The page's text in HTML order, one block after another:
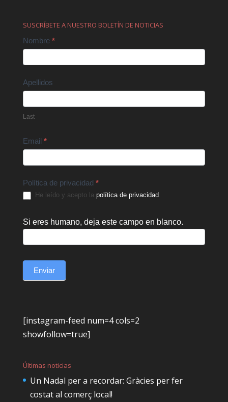
SUSCRÍBETE A NUESTRO BOLETÍN DE NOTICIAS
Contact
Nombre *
Apellidos
Last
Email *
Política de privacidad *
He leído y acepto la política de privacidad.
Si eres humano, deja este campo en blanco.
Enviar
[instagram-feed num=4 cols=2
showfollow=true]
Últimas noticias
Un Nadal per a recordar: Gràcies per fer
costat al comerç local!